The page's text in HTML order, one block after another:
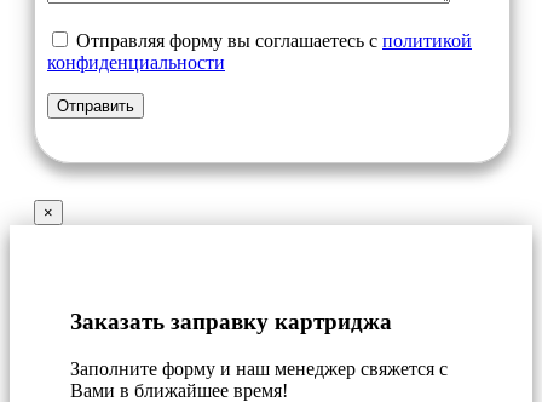
Отправляя форму вы соглашаетесь с политикой
конфиденциальности
×
Заказать заправку картриджа
Заполните форму и наш менеджер свяжется с
Вами в ближайшее время!